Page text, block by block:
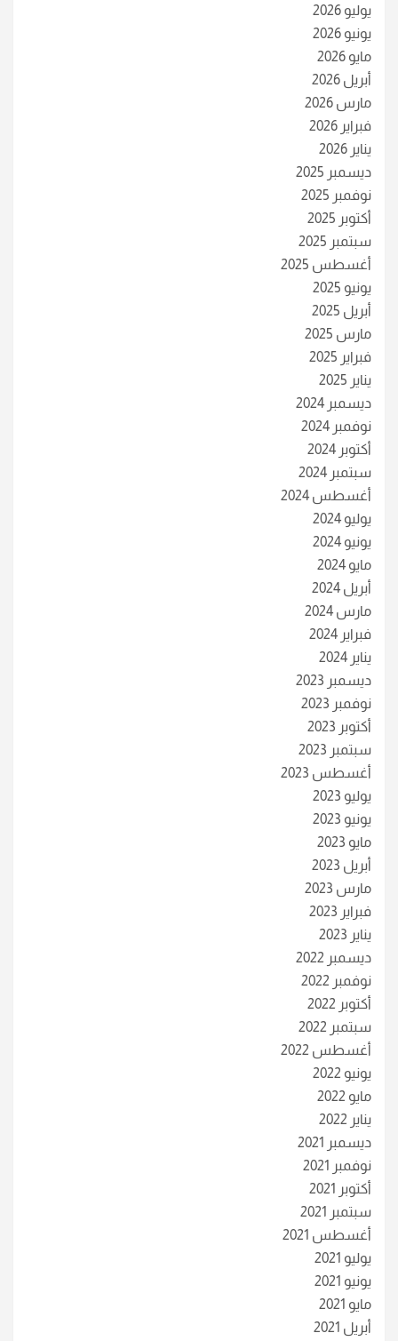
يوليو 2026
يونيو 2026
مايو 2026
أبريل 2026
مارس 2026
فبراير 2026
يناير 2026
ديسمبر 2025
نوفمبر 2025
أكتوبر 2025
سبتمبر 2025
أغسطس 2025
يونيو 2025
أبريل 2025
مارس 2025
فبراير 2025
يناير 2025
ديسمبر 2024
نوفمبر 2024
أكتوبر 2024
سبتمبر 2024
أغسطس 2024
يوليو 2024
يونيو 2024
مايو 2024
أبريل 2024
مارس 2024
فبراير 2024
يناير 2024
ديسمبر 2023
نوفمبر 2023
أكتوبر 2023
سبتمبر 2023
أغسطس 2023
يوليو 2023
يونيو 2023
مايو 2023
أبريل 2023
مارس 2023
فبراير 2023
يناير 2023
ديسمبر 2022
نوفمبر 2022
أكتوبر 2022
سبتمبر 2022
أغسطس 2022
يونيو 2022
مايو 2022
يناير 2022
ديسمبر 2021
نوفمبر 2021
أكتوبر 2021
سبتمبر 2021
أغسطس 2021
يوليو 2021
يونيو 2021
مايو 2021
أبريل 2021